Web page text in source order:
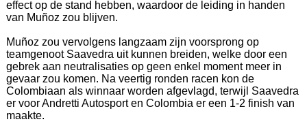
effect op de stand hebben, waardoor de leiding in handen
van Muñoz zou blijven.
Muñoz zou vervolgens langzaam zijn voorsprong op
teamgenoot Saavedra uit kunnen breiden, welke door een
gebrek aan neutralisaties op geen enkel moment meer in
gevaar zou komen. Na veertig ronden racen kon de
Colombiaan als winnaar worden afgevlagd, terwijl Saavedra
er voor Andretti Autosport en Colombia er een 1-2 finish van
maakte.